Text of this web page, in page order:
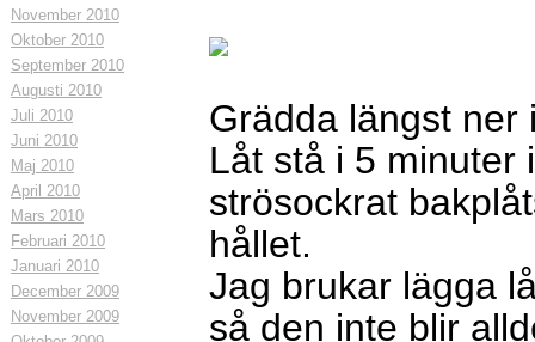
November 2010
Oktober 2010
September 2010
Augusti 2010
Juli 2010
Juni 2010
Maj 2010
April 2010
Mars 2010
Februari 2010
Januari 2010
December 2009
November 2009
Grädda längst
Låt stå i 5 minuter
strösockrat
hållet.
Jag brukar lägga
så den inte blir